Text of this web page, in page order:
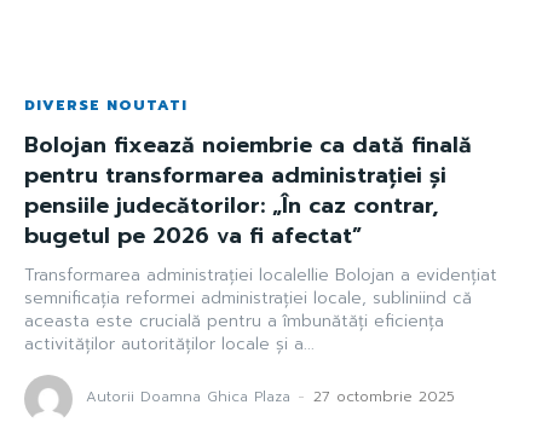
DIVERSE NOUTATI
Bolojan fixează noiembrie ca dată finală
pentru transformarea administrației și
pensiile judecătorilor: „În caz contrar,
bugetul pe 2026 va fi afectat”
Transformarea administrației localeIlie Bolojan a evidențiat
semnificația reformei administrației locale, subliniind că
aceasta este crucială pentru a îmbunătăți eficiența
activităților autorităților locale și a...
Autorii Doamna Ghica Plaza - 27 octombrie 2025